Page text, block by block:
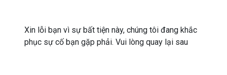
Xin lỗi bạn vì sự bất tiện này, chúng tôi đang khắc
phục sự cố bạn gặp phải. Vui lòng quay lại sau